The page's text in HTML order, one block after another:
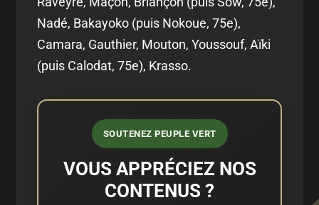
Nadé, Bakayoko (puis Nokoue, 75e),
Camara, Gauthier, Mouton, Youssouf, Aïki
(puis Calodat, 75e), Krasso.
SOUTENEZ PEUPLE VERT
VOUS APPRÉCIEZ NOS
CONTENUS ?